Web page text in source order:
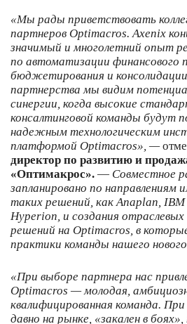
«Мы рады приветствовать
партнеров Optimacros. Axenix
значимый и многолетний опыт
по автоматизации финансового
бюджетирования и
партнерства мы видим
синергии, когда высокие
консалтинговой команды будут
надежным технологическим
платформой Optimacros», —
директор по развитию и
«Оптимакрос». — Совместное
запланировано по направлениям
таких решений, как Anaplan,
Hyperion, и создания
решений на Optimacros, в
практики команды нашего
«При выборе партнера нас
Optimacros — молодая,
квалифицированная команда.
давно на рынке, «закален в